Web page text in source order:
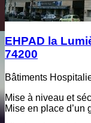
EHPAD la
74200
Bâtiments
Mise à niveau et
Mise en place d’un